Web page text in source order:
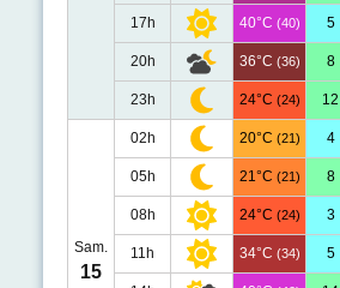
17h 40°C (40) 5
20h 36°C (36) 8
23h 24°C (24) 12
Sam.
15
02h 20°C (21) 4
05h 21°C (21) 8
08h 24°C (24) 3
11h 34°C (34) 5